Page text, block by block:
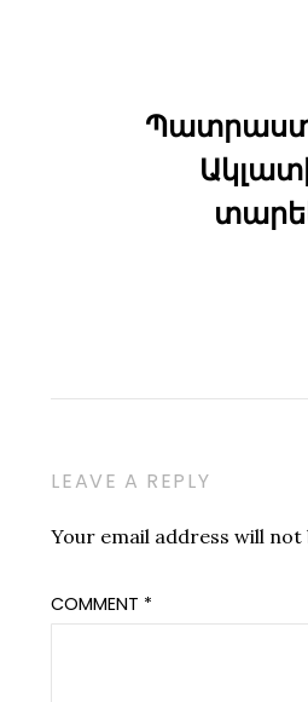
LEAVE A REPLY
Your email address will not
COMMENT *